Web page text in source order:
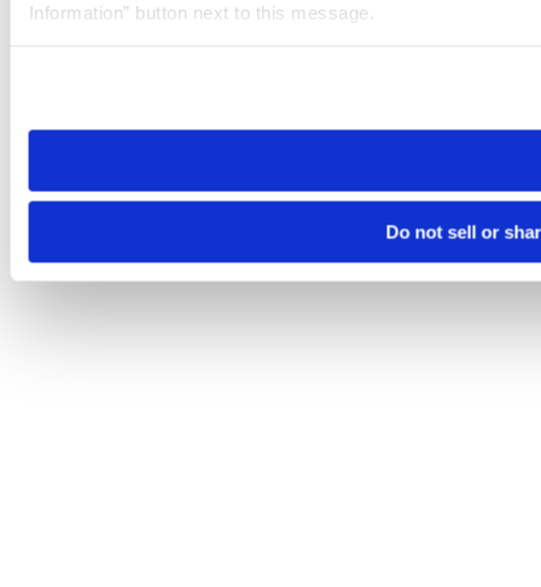
Information” button next to this message.
need to be set again.
Do not sell or